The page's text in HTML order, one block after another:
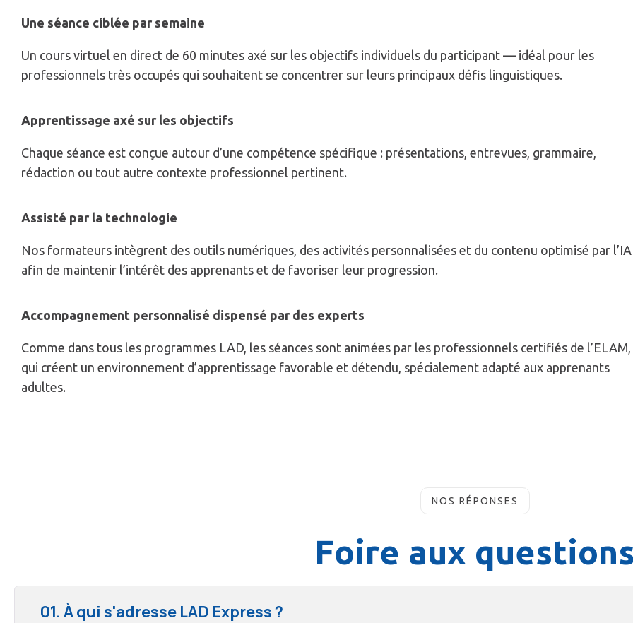
Une séance ciblée par semaine
Un cours virtuel en direct de 60 minutes axé sur les objectifs individuels du participant — idéal pour les
professionnels très occupés qui souhaitent se concentrer sur leurs principaux défis linguistiques.
Apprentissage axé sur les objectifs
Chaque séance est conçue autour d’une compétence spécifique : présentations, entrevues, grammaire,
rédaction ou tout autre contexte professionnel pertinent.
Assisté par la technologie
Nos formateurs intègrent des outils numériques, des activités personnalisées et du contenu optimisé par l’IA
afin de maintenir l’intérêt des apprenants et de favoriser leur progression.
Accompagnement personnalisé dispensé par des experts
Comme dans tous les programmes LAD, les séances sont animées par les professionnels certifiés de l’ELAM,
qui créent un environnement d’apprentissage favorable et détendu, spécialement adapté aux apprenants
adultes.
NOS RÉPONSES
Foire aux question
01. À qui s'adresse LAD Express ?